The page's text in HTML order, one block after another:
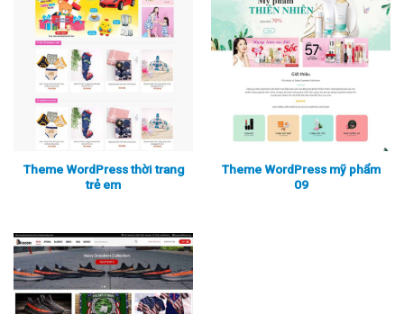
Xem thực tế Xem chi tiết
Theme WordPress thời trang
trẻ em
Theme WordPress mỹ phẩm
09